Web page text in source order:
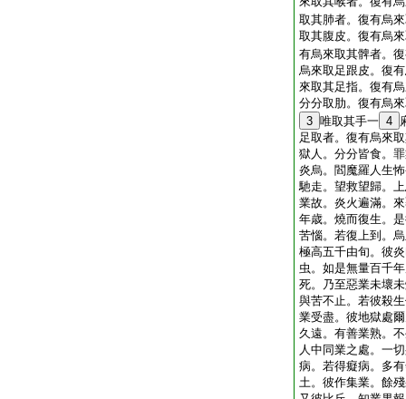
取其肺者。復有烏
取其腹皮。復有烏
有烏來取其髀者。
烏來取足跟皮。復
來取其足指。復有
分分取肋。復有烏
3 唯取其手一 4
足取者。復有烏來
獄人。分分皆食。
炎烏。閻魔羅人生
馳走。望救望歸。
業故。炎火遍滿。
年歳。燒而復生。
苦惱。若復上到。
極高五千由旬。彼
虫。如是無量百千
死。乃至惡業未壞
與苦不止。若彼殺
業受盡。彼地獄處
久遠。有善業熟。
人中同業之處。一
病。若得癡病。多
土。彼作集業。餘